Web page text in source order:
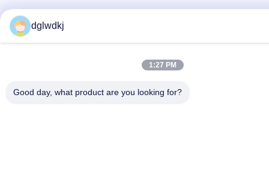
dglwdkj
1:27 PM
Good day, what product are you looking for?